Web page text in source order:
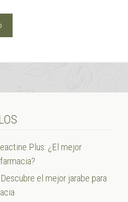
Plus: ¿El mejor
el mejor jarabe para